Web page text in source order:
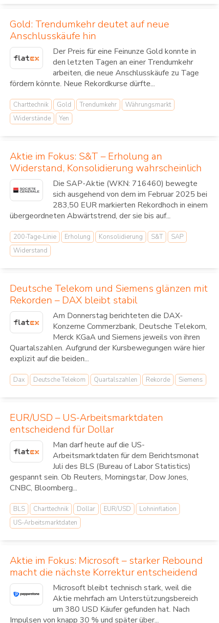
Gold: Trendumkehr deutet auf neue
Anschlusskäufe hin
Der Preis für eine Feinunze Gold konnte in
den letzten Tagen an einer Trendumkehr
arbeiten, die neue Anschlusskäufe zu Tage
fördern könnte. Neue Rekordkurse dürfte...
Charttechnik Gold Trendumkehr
Währungsmarkt
Widerstände
Yen
Aktie im Fokus: S&T – Erholung an
Widerstand, Konsolidierung wahrscheinlich
Die SAP-Aktie (WKN: 716460) bewegte
sich ausgehend von dem im Februar 2025 bei
283,50 EUR markierten Rekordhoch in einem
übergeordneten Abwärtstrend, der sie bis auf...
200-Tage-Linie Erholung Konsolidierung S&T
SAP
Widerstand
Deutsche Telekom und Siemens glänzen mit
Rekorden – DAX bleibt stabil
Am Donnerstag berichteten die DAX-
Konzerne Commerzbank, Deutsche Telekom,
Merck KGaA und Siemens jeweils von ihren
Quartalszahlen. Aufgrund der Kursbewegungen wäre hier
explizit auf die beiden...
Dax Deutsche Telekom Quartalszahlen Rekorde Siemens
EUR/USD – US-Arbeitsmarktdaten
entscheidend für Dollar
Man darf heute auf die US-
Arbeitsmarktdaten für dem Berichtsmonat
Juli des BLS (Bureau of Labor Statistics)
gespannt sein. Ob Reuters, Morningstar, Dow Jones,
CNBC, Bloomberg...
BLS Charttechnik Dollar EUR/USD
Lohninflation
US-Arbeitsmarktdaten
Aktie im Fokus: Microsoft – starker Rebound
macht die nächste Korrektur entscheidend
Microsoft bleibt technisch stark, weil die
Aktie mehrfach am Unterstützungsbereich
um 380 USD Käufer gefunden hat. Nach
Impulsen von knapp 30 % und später über...